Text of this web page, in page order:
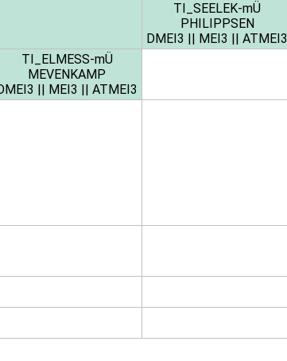
TI_SEELEK-mÜ
PHILIPPSEN
DMEI3 || MEI3 || ATMEI3
TI_ELMESS-mÜ
MEVENKAMP
|| MEI3 || ATMEI3